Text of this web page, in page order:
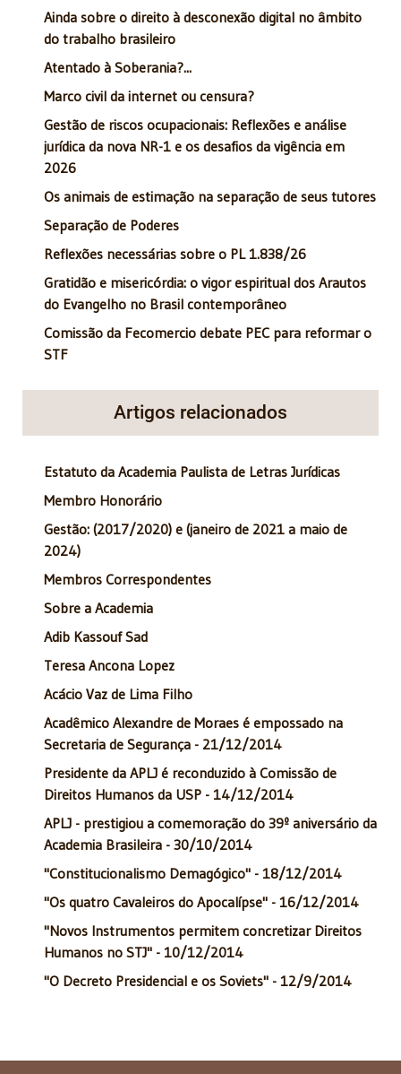
Ainda sobre o direito à desconexão digital no âmbito
do trabalho brasileiro
Atentado à Soberania?...
Marco civil da internet ou censura?
Gestão de riscos ocupacionais: Reflexões e análise
jurídica da nova NR-1 e os desafios da vigência em
2026
Os animais de estimação na separação de seus tutores
Separação de Poderes
Reflexões necessárias sobre o PL 1.838/26
Gratidão e misericórdia: o vigor espiritual dos Arautos
do Evangelho no Brasil contemporâneo
Comissão da Fecomercio debate PEC para reformar o
STF
Artigos relacionados
Estatuto da Academia Paulista de Letras Jurídicas
Membro Honorário
Gestão: (2017/2020) e (janeiro de 2021 a maio de
2024)
Membros Correspondentes
Sobre a Academia
Adib Kassouf Sad
Teresa Ancona Lopez
Acácio Vaz de Lima Filho
Acadêmico Alexandre de Moraes é empossado na
Secretaria de Segurança - 21/12/2014
Presidente da APLJ é reconduzido à Comissão de
Direitos Humanos da USP - 14/12/2014
APLJ - prestigiou a comemoração do 39º aniversário da
Academia Brasileira - 30/10/2014
"Constitucionalismo Demagógico" - 18/12/2014
"Os quatro Cavaleiros do Apocalípse" - 16/12/2014
"Novos Instrumentos permitem concretizar Direitos
Humanos no STJ" - 10/12/2014
"O Decreto Presidencial e os Soviets" - 12/9/2014